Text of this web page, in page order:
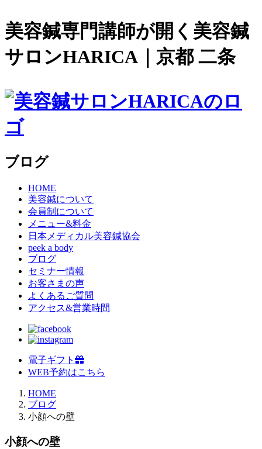
美容鍼専門講師が開く美容鍼
サロンHARICA｜京都 二条
ブログ
HOME
美容鍼について
会員制について
メニュー&料金
日本メディカル美容鍼協会
peek a body
ブログ
セミナー情報
お客さまの声
よくあるご質問
アクセス&営業時間
電子ギフト
WEB予約はこちら
HOME
ブログ
小顔への壁
小顔への壁